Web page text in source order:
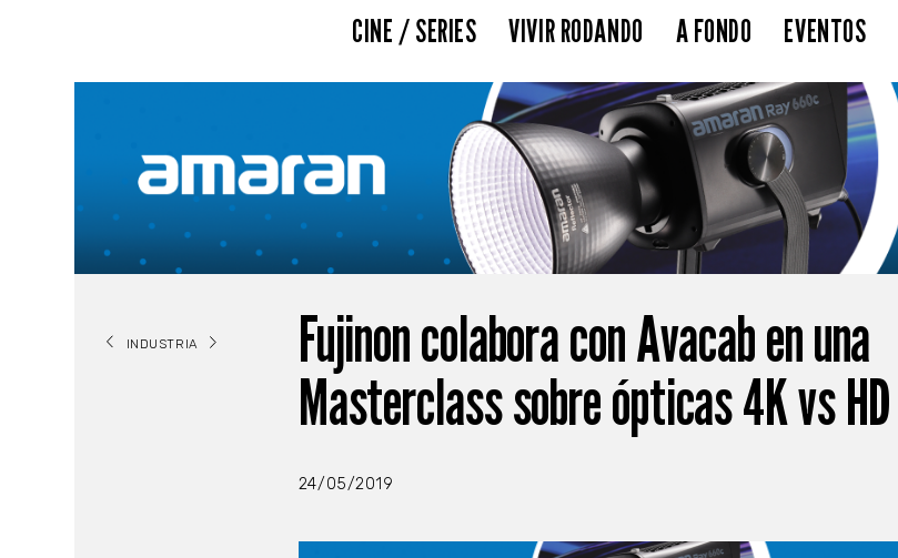
CINE / SERIES VIVIR RODANDO A FONDO EVENTOS
INDUSTRIA
Fujinon colabora con Avacab en una
Masterclass sobre ópticas 4K vs HD
24/05/2019